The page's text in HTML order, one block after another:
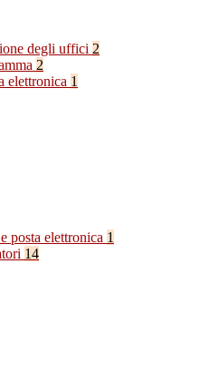
degli uffici 2
2
elettronica 1
posta elettronica 1
14